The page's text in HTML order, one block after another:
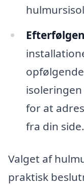
for at
fra din side.
Valget af
praktisk